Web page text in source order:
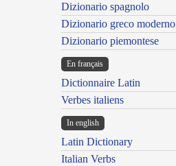
Dizionario spagnolo
Dizionario greco moderno
Dizionario piemontese
En français
Dictionnaire Latin
Verbes italiens
In english
Latin Dictionary
Italian Verbs